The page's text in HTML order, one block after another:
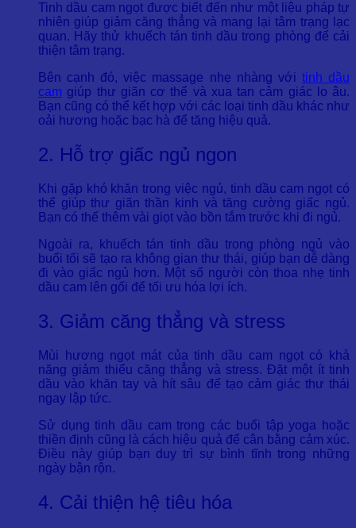
Tinh dầu cam ngọt được biết đến như một liệu pháp tự
nhiên giúp giảm căng thẳng và mang lại tâm trạng lạc
quan. Hãy thử khuếch tán tinh dầu trong phòng để cải
thiện tâm trạng.
Bên cạnh đó, việc massage nhẹ nhàng với tinh dầu
cam giúp thư giãn cơ thể và xua tan cảm giác lo âu.
Bạn cũng có thể kết hợp với các loại tinh dầu khác như
oải hương hoặc bạc hà để tăng hiệu quả.
2. Hỗ trợ giấc ngủ ngon
Khi gặp khó khăn trong việc ngủ, tinh dầu cam ngọt có
thể giúp thư giãn thần kinh và tăng cường giấc ngủ.
Bạn có thể thêm vài giọt vào bồn tắm trước khi đi ngủ.
Ngoài ra, khuếch tán tinh dầu trong phòng ngủ vào
buổi tối sẽ tạo ra không gian thư thái, giúp bạn dễ dàng
đi vào giấc ngủ hơn. Một số người còn thoa nhẹ tinh
dầu cam lên gối để tối ưu hóa lợi ích.
3. Giảm căng thẳng và stress
Mùi hương ngọt mát của tinh dầu cam ngọt có khả
năng giảm thiểu căng thẳng và stress. Đặt một ít tinh
dầu vào khăn tay và hít sâu để tạo cảm giác thư thái
ngay lập tức.
Sử dụng tinh dầu cam trong các buổi tập yoga hoặc
thiền định cũng là cách hiệu quả để cân bằng cảm xúc.
Điều này giúp bạn duy trì sự bình tĩnh trong những
ngày bận rộn.
4. Cải thiện hệ tiêu hóa